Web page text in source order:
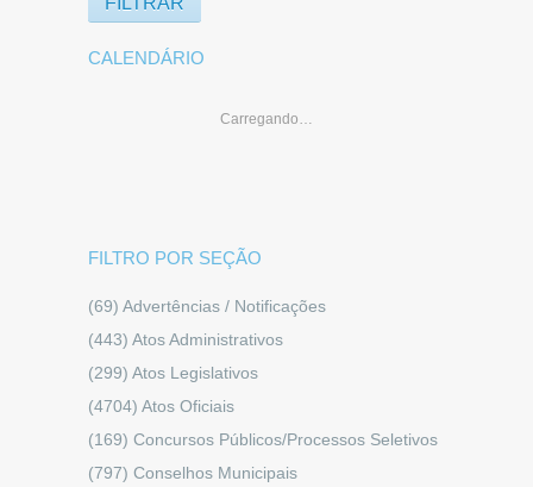
CALENDÁRIO
Carregando…
FILTRO POR SEÇÃO
(69) Advertências / Notificações
(443) Atos Administrativos
(299) Atos Legislativos
(4704) Atos Oficiais
(169) Concursos Públicos/Processos Seletivos
(797) Conselhos Municipais